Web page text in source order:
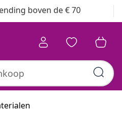
boven de € 70